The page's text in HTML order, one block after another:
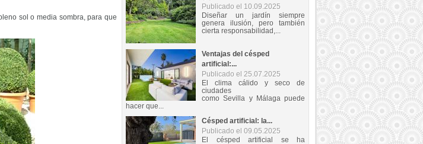
sol o media sombra, para que
Publicado el 10.09.2025
Diseñar un jardín siempre
genera ilusión, pero también
cierta responsabilidad,...
Ventajas del césped
artificial:...
Publicado el 25.07.2025
El clima cálido y seco de
ciudades
como Sevilla y Málaga puede
hacer que...
Césped artificial: la...
Publicado el 09.05.2025
El césped artificial se ha